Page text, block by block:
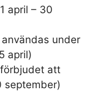
april – 30
under
april)
att
september)